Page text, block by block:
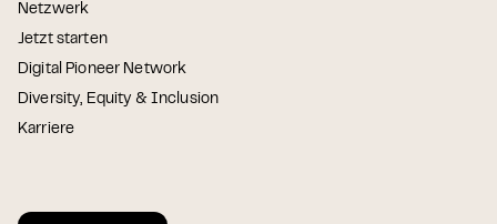
Netzwerk
Jetzt starten
Digital Pioneer Network
Diversity, Equity & Inclusion
Karriere